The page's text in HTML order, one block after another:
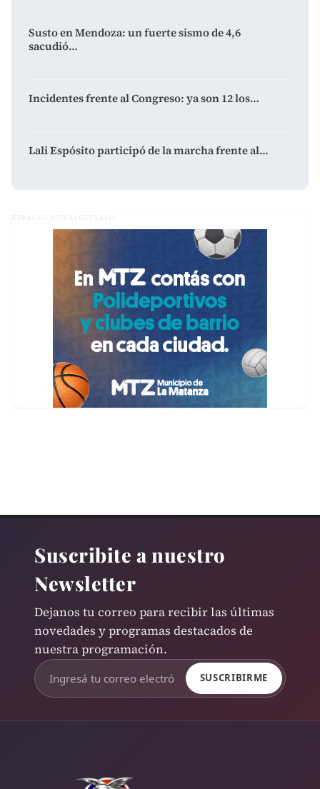
Susto en Mendoza: un fuerte sismo de 4,6
sacudió…
Incidentes frente al Congreso: ya son 12 los…
Lali Espósito participó de la marcha frente al…
ESPACIO PUBLICITARIO
Suscribite a nuestro
Newsletter
Dejanos tu correo para recibir las últimas
novedades y programas destacados de
nuestra programación.
SUSCRIBIRME